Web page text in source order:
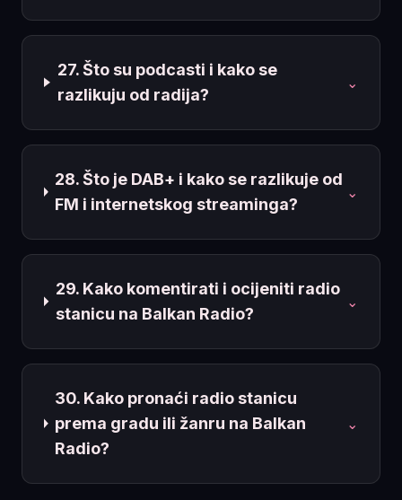
27. Što su podcasti i kako se
razlikuju od radija?
⌄
28. Što je DAB+ i kako se razlikuje od
FM i internetskog streaminga?
⌄
29. Kako komentirati i ocijeniti radio
stanicu na Balkan Radio?
⌄
30. Kako pronaći radio stanicu
prema gradu ili žanru na Balkan
Radio?
⌄